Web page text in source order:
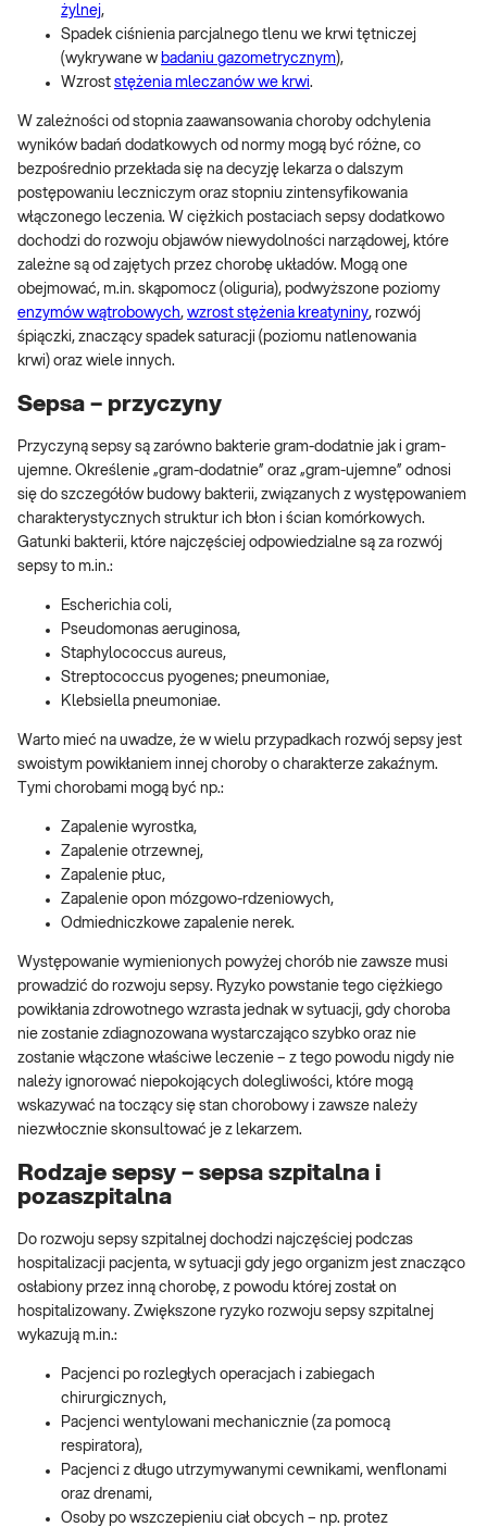
żylnej,
Spadek ciśnienia parcjalnego tlenu we krwi tętniczej
(wykrywane w badaniu gazometrycznym),
Wzrost stężenia mleczanów we krwi.
W zależności od stopnia zaawansowania choroby odchylenia
wyników badań dodatkowych od normy mogą być różne, co
bezpośrednio przekłada się na decyzję lekarza o dalszym
postępowaniu leczniczym oraz stopniu zintensyfikowania
włączonego leczenia. W ciężkich postaciach sepsy dodatkowo
dochodzi do rozwoju objawów niewydolności narządowej, które
zależne są od zajętych przez chorobę układów. Mogą one
obejmować, m.in. skąpomocz (oliguria), podwyższone poziomy
enzymów wątrobowych, wzrost stężenia kreatyniny, rozwój
śpiączki, znaczący spadek saturacji (poziomu natlenowania
krwi) oraz wiele innych.
Sepsa – przyczyny
Przyczyną sepsy są zarówno bakterie gram-dodatnie jak i gram-
ujemne. Określenie „gram-dodatnie” oraz „gram-ujemne” odnosi
się do szczegółów budowy bakterii, związanych z występowaniem
charakterystycznych struktur ich błon i ścian komórkowych.
Gatunki bakterii, które najczęściej odpowiedzialne są za rozwój
sepsy to m.in.:
Escherichia coli,
Pseudomonas aeruginosa,
Staphylococcus aureus,
Streptococcus pyogenes; pneumoniae,
Klebsiella pneumoniae.
Warto mieć na uwadze, że w wielu przypadkach rozwój sepsy jest
swoistym powikłaniem innej choroby o charakterze zakaźnym.
Tymi chorobami mogą być np.:
Zapalenie wyrostka,
Zapalenie otrzewnej,
Zapalenie płuc,
Zapalenie opon mózgowo-rdzeniowych,
Odmiedniczkowe zapalenie nerek.
Występowanie wymienionych powyżej chorób nie zawsze musi
prowadzić do rozwoju sepsy. Ryzyko powstanie tego ciężkiego
powikłania zdrowotnego wzrasta jednak w sytuacji, gdy choroba
nie zostanie zdiagnozowana wystarczająco szybko oraz nie
zostanie włączone właściwe leczenie – z tego powodu nigdy nie
należy ignorować niepokojących dolegliwości, które mogą
wskazywać na toczący się stan chorobowy i zawsze należy
niezwłocznie skonsultować je z lekarzem.
Rodzaje sepsy – sepsa szpitalna i
pozaszpitalna
Do rozwoju sepsy szpitalnej dochodzi najczęściej podczas
hospitalizacji pacjenta, w sytuacji gdy jego organizm jest znacząco
osłabiony przez inną chorobę, z powodu której został on
hospitalizowany. Zwiększone ryzyko rozwoju sepsy szpitalnej
wykazują m.in.:
Pacjenci po rozległych operacjach i zabiegach
chirurgicznych,
Pacjenci wentylowani mechanicznie (za pomocą
respiratora),
Pacjenci z długo utrzymywanymi cewnikami, wenflonami
oraz drenami,
Osoby po wszczepieniu ciał obcych – np. protez